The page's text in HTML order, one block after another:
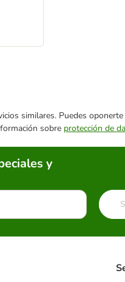
similares. Puedes
sobre protección de
y